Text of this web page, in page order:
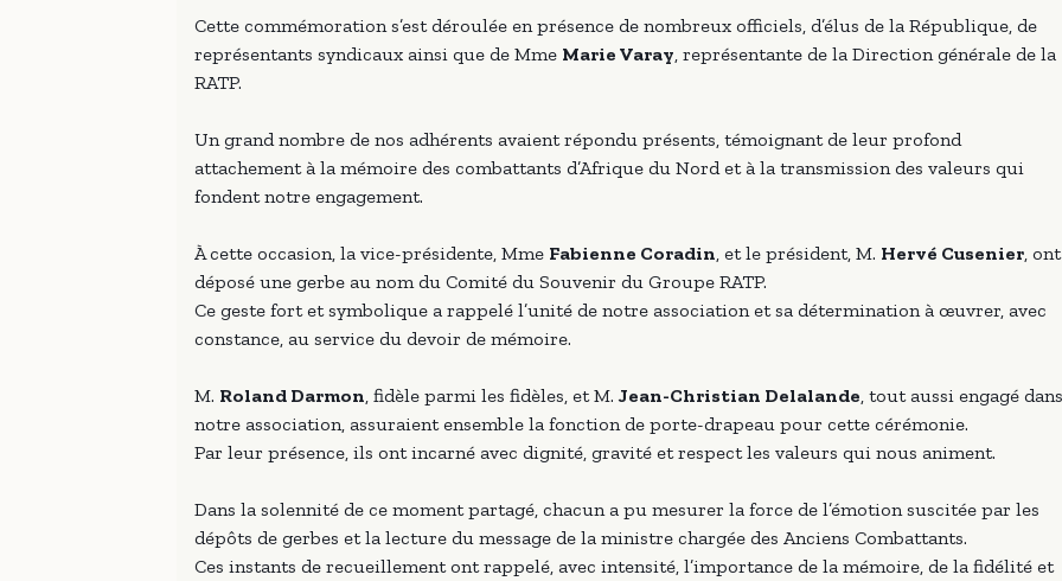
Cette commémoration s’est déroulée en présence de nombreux officiels, d’élus de la République, de
représentants syndicaux ainsi que de Mme Marie Varay, représentante de la Direction générale de la
RATP.
Un grand nombre de nos adhérents avaient répondu présents, témoignant de leur profond
attachement à la mémoire des combattants d’Afrique du Nord et à la transmission des valeurs qui
fondent notre engagement.
À cette occasion, la vice-présidente, Mme Fabienne Coradin, et le président, M. Hervé Cusenier, ont
déposé une gerbe au nom du Comité du Souvenir du Groupe RATP.
Ce geste fort et symbolique a rappelé l’unité de notre association et sa détermination à œuvrer, avec
constance, au service du devoir de mémoire.
M. Roland Darmon, fidèle parmi les fidèles, et M.Jean-Christian Delalande, tout aussi engagé dans
notre association, assuraient ensemble la fonction de porte-drapeau pour cette cérémonie.
Par leur présence, ils ont incarné avec dignité, gravité et respect les valeurs qui nous animent.
Dans la solennité de ce moment partagé, chacun a pu mesurer la force de l’émotion suscitée par les
dépôts de gerbes et la lecture du message de la ministre chargée des Anciens Combattants.
Ces instants de recueillement ont rappelé, avec intensité, l’importance de la mémoire, de la fidélité et